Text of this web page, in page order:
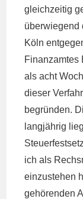
gleichzeitig
überwiegend
Köln
Finanzamtes
als acht
dieser
begründen.
langjährig
ich als
einzustehen
gehörenden